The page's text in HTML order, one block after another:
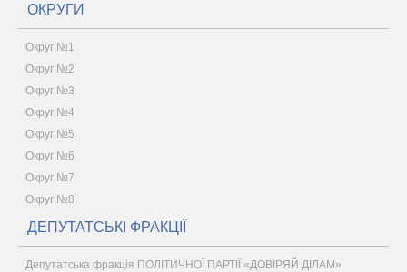
ОКРУГИ
Округ №1
Округ №2
Округ №3
Округ №4
Округ №5
Округ №6
Округ №7
Округ №8
ДЕПУТАТСЬКІ ФРАКЦІЇ
Депутатська фракція ПОЛІТИЧНОЇ ПАРТІЇ «ДОВІРЯЙ ДІЛАМ»